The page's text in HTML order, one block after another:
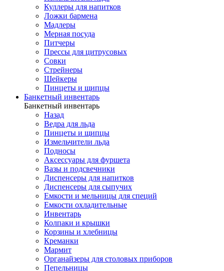
Куллеры для напитков
Ложки бармена
Мадлеры
Мерная посуда
Питчеры
Прессы для цитрусовых
Совки
Стрейнеры
Шейкеры
Пинцеты и щипцы
Банкетный инвентарь
Банкетный инвентарь
Назад
Ведра для льда
Пинцеты и щипцы
Измельчители льда
Подносы
Аксессуары для фуршета
Вазы и подсвечники
Диспенсеры для напитков
Диспенсеры для сыпучих
Емкости и мельницы для специй
Емкости охладительные
Инвентарь
Колпаки и крышки
Корзины и хлебницы
Креманки
Мармит
Органайзеры для столовых приборов
Пепельницы